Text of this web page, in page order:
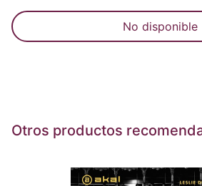
No disponible
Otros productos